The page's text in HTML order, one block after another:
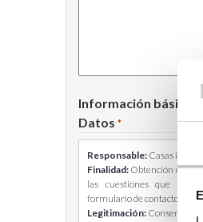
Información básica
Datos *
Responsable: Casas
Finalidad: Obtención de tu
las cuestiones que nos
formulario de contacto.
Legitimación: